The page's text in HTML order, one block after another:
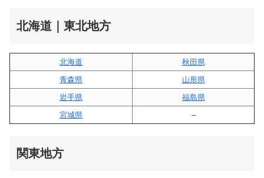
北海道｜東北地方
北海道
秋田県
青森県
山形県
岩手県
福島県
宮城県
–
関東地方